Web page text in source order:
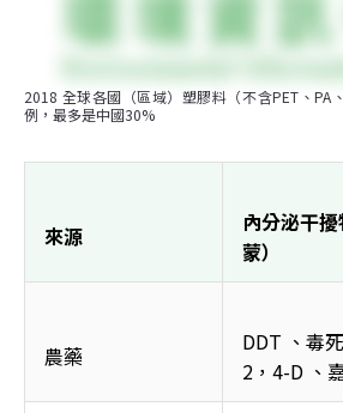
2018 全球各國（區域）塑膠料（不含PET、PA
例，最多是中國30%
來源
內分泌干
蒙）
農藥
DDT 、毒
2，4-D 、